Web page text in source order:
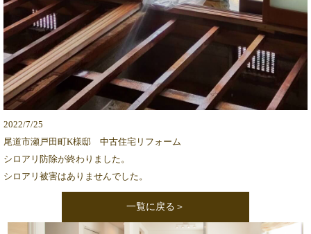
2022/7/25
尾道市瀬戸田町K様邸 中古住宅リフォーム
シロアリ防除が終わりました。
シロアリ被害はありませんでした。
一覧に戻る＞